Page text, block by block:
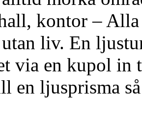
kontor – Alla
liv. En
via en kupol in
en ljusprisma